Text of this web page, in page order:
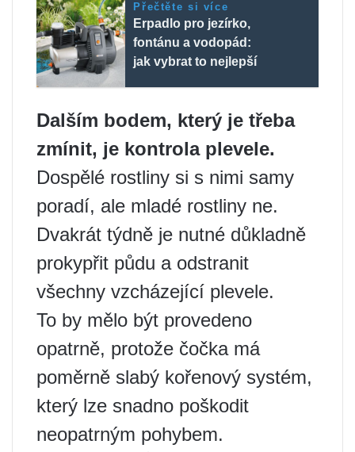
Přečtěte si více
Erpadlo pro jezírko,
fontánu a vodopád:
jak vybrat to nejlepší
Dalším bodem, který je třeba
zmínit, je kontrola plevele.
Dospělé rostliny si s nimi samy
poradí, ale mladé rostliny ne.
Dvakrát týdně je nutné důkladně
prokypřit půdu a odstranit
všechny vzcházející plevele.
To by mělo být provedeno
opatrně, protože čočka má
poměrně slabý kořenový systém,
který lze snadno poškodit
neopatrným pohybem.